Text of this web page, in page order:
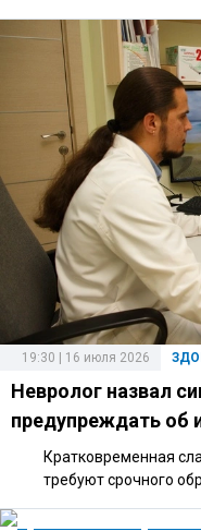
19:30 | 16 июля 2026
Невролог назвал
предупреждать об
Кратковременная
требуют срочного